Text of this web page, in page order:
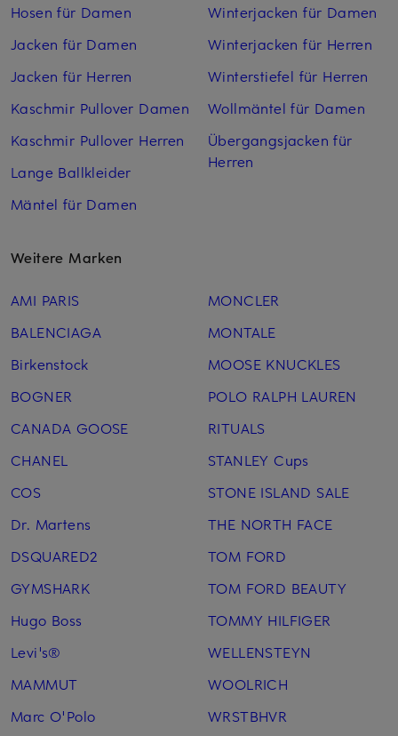
Hosen für Damen
Jacken für Damen
Jacken für Herren
Kaschmir Pullover Damen
Kaschmir Pullover Herren
Lange Ballkleider
Mäntel für Damen
Winterjacken für Damen
Winterjacken für Herren
Winterstiefel für Herren
Wollmäntel für Damen
Übergangsjacken für
Herren
Weitere Marken
AMI PARIS
BALENCIAGA
Birkenstock
BOGNER
CANADA GOOSE
CHANEL
COS
Dr. Martens
DSQUARED2
GYMSHARK
Hugo Boss
Levi's®
MAMMUT
Marc O'Polo
MONCLER
MONTALE
MOOSE KNUCKLES
POLO RALPH LAUREN
RITUALS
STANLEY Cups
STONE ISLAND SALE
THE NORTH FACE
TOM FORD
TOM FORD BEAUTY
TOMMY HILFIGER
WELLENSTEYN
WOOLRICH
WRSTBHVR